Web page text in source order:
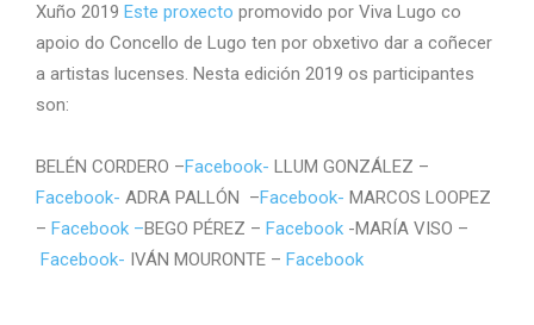
Xuño 2019 Este proxecto promovido por Viva Lugo co
apoio do Concello de Lugo ten por obxetivo dar a coñecer
a artistas lucenses. Nesta edición 2019 os participantes
son:
BELÉN CORDERO –Facebook- LLUM GONZÁLEZ –
Facebook- ADRA PALLÓN –Facebook- MARCOS LOOPEZ
– Facebook –BEGO PÉREZ – Facebook -MARÍA VISO –
Facebook- IVÁN MOURONTE – Facebook